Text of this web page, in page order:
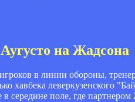
на Жадсона
в линии обороны,
хавбека леверкузенского
в середине поле, где